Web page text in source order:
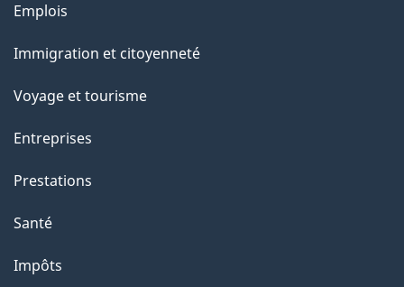
r
a
c
i
o
s
u
Thèmes
sujets
Emplois
Immigration et citoyenneté
Voyage et tourisme
Entreprises
Prestations
Santé
Impôts